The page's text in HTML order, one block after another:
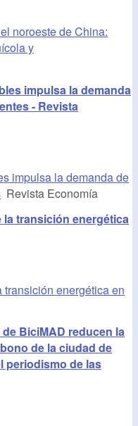
noroeste de China:
y
impulsa la demanda
- Revista
impulsa la demanda de
Revista Economía
transición energética
energética en
BiciMAD reducen la
de la ciudad de
periodismo de las